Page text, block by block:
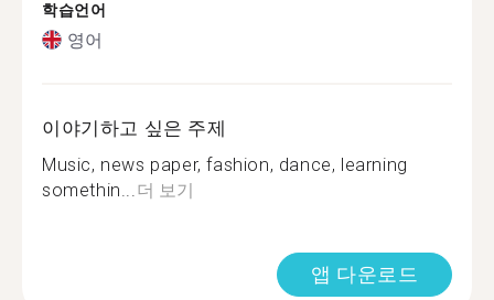
학습언어
영어
이야기하고 싶은 주제
Music, news paper, fashion, dance, learning
somethin... 더 보기
앱 다운로드